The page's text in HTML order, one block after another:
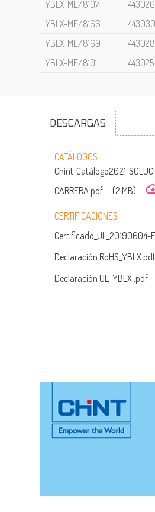
YBLX-ME/8107
YBLX-ME/8166
YBLX-ME/8169
YBLX-ME/8101
DESCARGAS
CATÁLOGOS
CARRERA.pdf
(2 MB)
CERTIFICACIONES
Certificado_UL_20190604-
Declaración RoHS_YBLX.pdf
Declaración UE_YBLX .pdf